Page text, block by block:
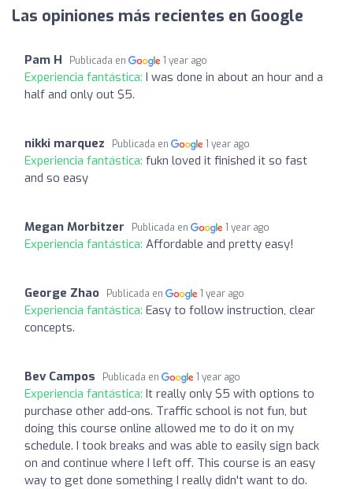
Las opiniones más recientes en Google
Pam H Publicada en 1 year ago
Experiencia fantástica: I was done in about an hour and a
half and only out $5.
nikki marquez Publicada en 1 year ago
Experiencia fantástica: fukn loved it finished it so fast
and so easy
Megan Morbitzer Publicada en 1 year ago
Experiencia fantástica: Affordable and pretty easy!
George Zhao Publicada en 1 year ago
Experiencia fantástica: Easy to follow instruction, clear
concepts.
Bev Campos Publicada en 1 year ago
Experiencia fantástica: It really only $5 with options to
purchase other add-ons. Traffic school is not fun, but
doing this course online allowed me to do it on my
schedule. I took breaks and was able to easily sign back
on and continue where I left off. This course is an easy
way to get done something I really didn't want to do.